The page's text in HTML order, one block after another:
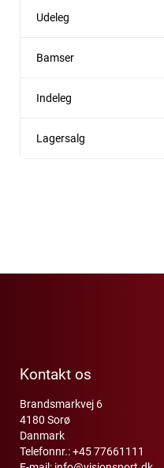
Udeleg
Bamser
Indeleg
Lagersalg
Kontakt os
Brandsmarkvej 6
4180 Sorø
Danmark
Telefonnr.:+45 77661111